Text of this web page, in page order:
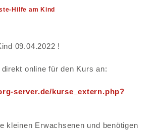
Hilfe am Kind
09.04.2022 !
online für den Kurs an:
server.de/kurse_extern.php?
kleinen Erwachsenen und benötigen